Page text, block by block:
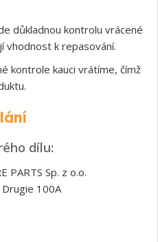
důkladnou kontrolu vrácené
vhodnost k repasování.
kontrole kauci vrátíme, čímž
dílu:
PARTS Sp. z o.o.
100A